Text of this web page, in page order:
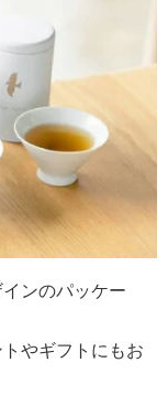
ンのパッケー
やギフトにもお